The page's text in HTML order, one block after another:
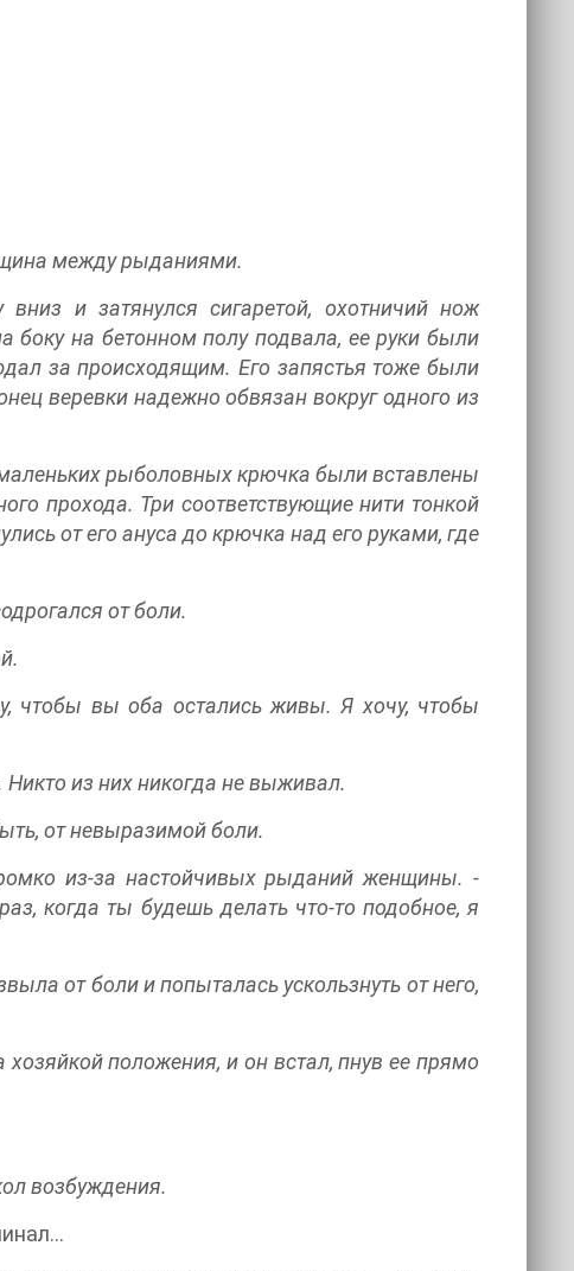
между рыданиями.
и затянулся сигаретой, охотничий нож
боку на бетонном полу подвала, ее руки были
за происходящим. Его запястья тоже были
веревки надежно обвязан вокруг одного из
рыболовных крючка были вставлены
прохода. Три соответствующие нити тонкой
от его ануса до крючка над его руками, где
от боли.
чтобы вы оба остались живы. Я хочу, чтобы
из них никогда не выживал.
от невыразимой боли.
из-за настойчивых рыданий женщины. -
когда ты будешь делать что-то подобное, я
от боли и попыталась ускользнуть от него,
положения, и он встал, пнув ее прямо
возбуждения.